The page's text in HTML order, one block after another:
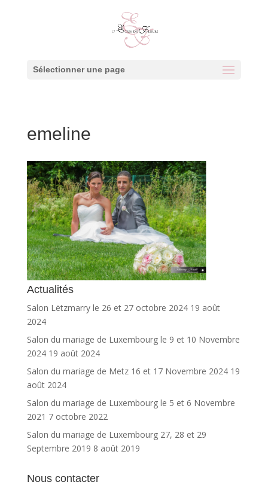
Sélectionner une page
emeline
Actualités
Salon Lëtzmarry le 26 et 27 octobre 2024 19 août
2024
Salon du mariage de Luxembourg le 9 et 10 Novembre
2024 19 août 2024
Salon du mariage de Metz 16 et 17 Novembre 2024 19
août 2024
Salon du mariage de Luxembourg le 5 et 6 Novembre
2021 7 octobre 2022
Salon du mariage de Luxembourg 27, 28 et 29
Septembre 2019 8 août 2019
Nous contacter